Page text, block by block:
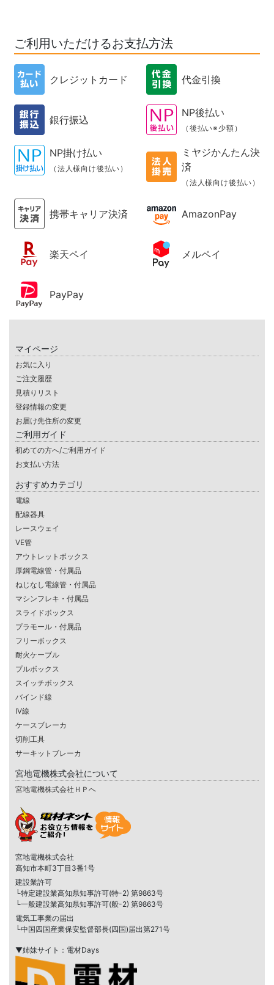
ご利用いただけるお支払方法
クレジットカード 代金引換
銀行振込
NP後払い
（後払い※少額）
NP掛け払い
（法人様向け後払い）
ミヤジかんたん決
済
（法人様向け後払い）
携帯キャリア決済 AmazonPay
楽天ペイ メルペイ
PayPay
マイページ
お気に入り
ご注文履歴
見積りリスト
登録情報の変更
お届け先住所の変更
ご利用ガイド
初めての方へ/ご利用ガイド
お支払い方法
おすすめカテゴリ
電線
配線器具
レースウェイ
VE管
アウトレットボックス
厚鋼電線管・付属品
ねじなし電線管・付属品
マシンフレキ・付属品
スライドボックス
プラモール・付属品
フリーボックス
耐火ケーブル
プルボックス
スイッチボックス
バインド線
IV線
ケースブレーカ
切削工具
サーキットブレーカ
宮地電機株式会社について
宮地電機株式会社ＨＰへ
宮地電機株式会社
高知市本町3丁目3番1号
建設業許可
└特定建設業高知県知事許可(特-2) 第9863号
└一般建設業高知県知事許可(般-2) 第9863号
電気工事業の届出
└中国四国産業保安監督部長(四国)届出第271号
▼姉妹サイト：電材Days